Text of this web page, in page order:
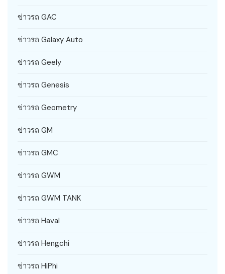
ข่าวรถ GAC
ข่าวรถ Galaxy Auto
ข่าวรถ Geely
ข่าวรถ Genesis
ข่าวรถ Geometry
ข่าวรถ GM
ข่าวรถ GMC
ข่าวรถ GWM
ข่าวรถ GWM TANK
ข่าวรถ Haval
ข่าวรถ Hengchi
ข่าวรถ HiPhi